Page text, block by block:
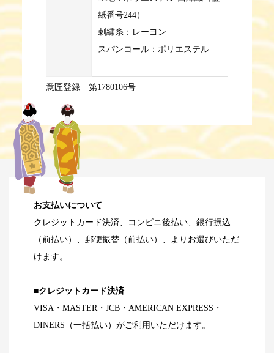
紙番号244）
刺繍糸：レーヨン
スパンコール：ポリエステル
意匠登録 第1780106号
お支払いについて
クレジットカード決済、コンビニ後払い、銀行振込
（前払い）、郵便振替（前払い）、よりお選びいただ
けます。
■クレジットカード決済
VISA・MASTER・JCB・AMERICAN EXPRESS・
DINERS（一括払い）がご利用いただけます。